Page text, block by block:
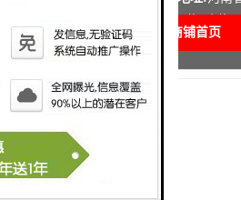
107国道西侧好
商铺首页